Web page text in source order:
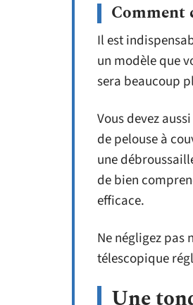
Comment
Il est
un modèle que
sera beaucoup
Vous devez
de pelouse à
une
de bien
efficace.
Ne négligez pas
télescopique
Une